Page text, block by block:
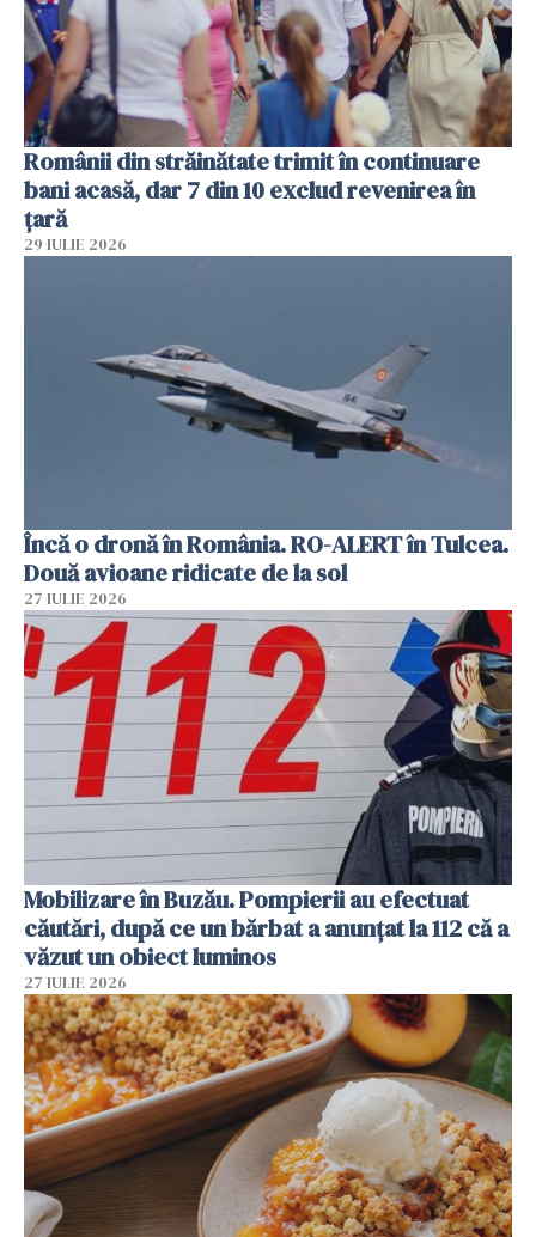
Românii din străinătate trimit în continuare
bani acasă, dar 7 din 10 exclud revenirea în
țară
29 IULIE 2026
Încă o dronă în România. RO-ALERT în Tulcea.
Două avioane ridicate de la sol
27 IULIE 2026
Mobilizare în Buzău. Pompierii au efectuat
căutări, după ce un bărbat a anunțat la 112 că a
văzut un obiect luminos
27 IULIE 2026